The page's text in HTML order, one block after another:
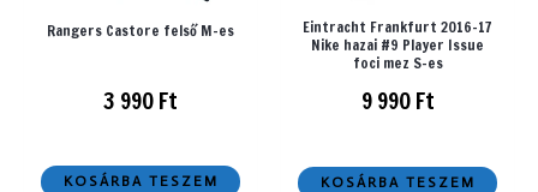
Rangers Castore felső M-es
3 990Ft
KOSÁRBA TESZEM
Eintracht Frankfurt 2016-17
Nike hazai #9 Player Issue
foci mez S-es
9 990Ft
KOSÁRBA TESZEM